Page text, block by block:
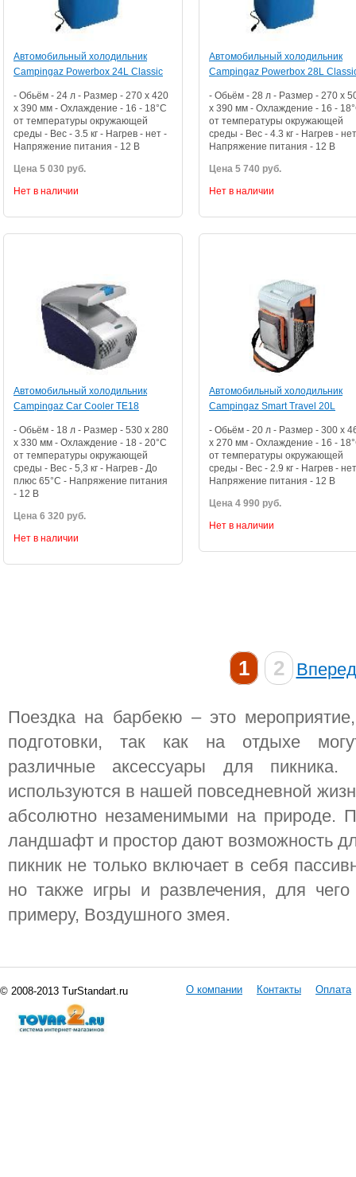
Автомобильный холодильник
Campingaz Powerbox 24L Classic
- Обьём - 24 л - Размер - 270 x 420
x 390 мм - Охлаждение - 16 - 18°C
от температуры окружающей
среды - Вес - 3.5 кг - Нагрев - нет -
Напряжение питания - 12 В
Цена 5 030 руб.
Нет в наличии
Автомобильный холодильник
Campingaz Powerbox 28L
- Обьём - 28 л - Размер - 270 x
x 390 мм - Охлаждение - 16 -
от температуры окружающей
среды - Вес - 4.3 кг - Нагрев -
Напряжение питания - 12 В
Цена 5 740 руб.
Нет в наличии
Автомобильный холодильник
Campingaz Car Cooler TE18
- Обьём - 18 л - Размер - 530 x 280
x 330 мм - Охлаждение - 18 - 20°C
от температуры окружающей
среды - Вес - 5,3 кг - Нагрев - До
плюс 65°C - Напряжение питания
- 12 В
Цена 6 320 руб.
Нет в наличии
Автомобильный холодильник
Campingaz Smart Travel 20L
- Обьём - 20 л - Размер - 300 x
x 270 мм - Охлаждение - 16 -
от температуры окружающей
среды - Вес - 2.9 кг - Нагрев -
Напряжение питания - 12 В
Цена 4 990 руб.
Нет в наличии
1 2 Вперед
Поездка на барбекю – это
подготовки, так как на отдыхе
различные аксессуары для
используются в нашей повседневной
абсолютно незаменимыми на природе.
ландшафт и простор дают возможность
пикник не только включает в себя
но также игры и развлечения, для
примеру, Воздушного змея.
© 2008-2013 TurStandart.ru О компании Контакты Оплата